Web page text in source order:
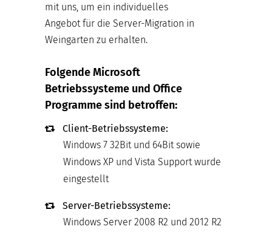
mit uns, um ein individuelles
Angebot für die Server-Migration in
Weingarten zu erhalten.
Folgende Microsoft
Betriebssysteme und Office
Programme sind betroffen:
Client-Betriebssysteme:
Windows 7 32Bit und 64Bit sowie
Windows XP und Vista Support wurde
eingestellt
Server-Betriebssysteme:
Windows Server 2008 R2 und 2012 R2